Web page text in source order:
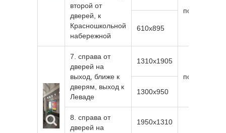
второй от
дверей, к
Красношкольной
набережной
подсветка
610х895
7. справа от
дверей на
выход, ближе к
дверям, выход к
Леваде
1310х1905
подсветка
1300х950
8. справа от
дверей на
1950х1310